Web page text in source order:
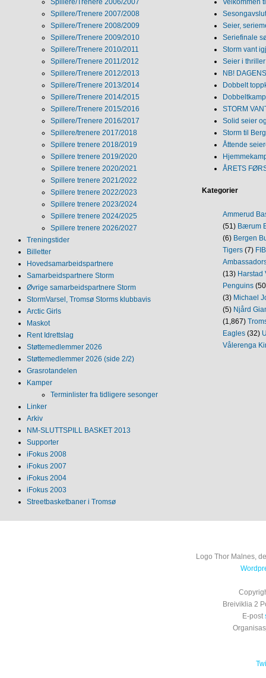
Spillere/Trenere 2006/2007
Spillere/Trenere 2007/2008
Spillere/Trenere 2008/2009
Spillere/Trenere 2009/2010
Spillere/Trenere 2010/2011
Spillere/Trenere 2011/2012
Spillere/Trenere 2012/2013
Spillere/Trenere 2013/2014
Spillere/Trenere 2014/2015
Spillere/Trenere 2015/2016
Spillere/Trenere 2016/2017
Spillere/trenere 2017/2018
Spillere trenere 2018/2019
Spillere trenere 2019/2020
Spillere trenere 2020/2021
Spillere trenere 2021/2022
Spillere trenere 2022/2023
Spillere trenere 2023/2024
Spillere trenere 2024/2025
Spillere trenere 2026/2027
Treningstider
Billetter
Hovedsamarbeidspartnere
Samarbeidspartnere Storm
Øvrige samarbeidspartnere Storm
StormVarsel, Tromsø Storms klubbavis
Arctic Girls
Maskot
Rent Idrettslag
Støttemedlemmer 2026
Støttemedlemmer 2026 (side 2/2)
Grasrotandelen
Kamper
Terminlister fra tidligere sesonger
Linker
Arkiv
NM‐SLUTTSPILL BASKET 2013
Supporter
iFokus 2008
iFokus 2007
iFokus 2004
iFokus 2003
Streetbasketbaner i Tromsø
Velkommen
Seier,
Seriefinale
Storm vant
Seier i
NB!
Dobbelt
STORM
Solid seier
Storm til
Åttende
ÅRETS
Kategorier
Ammerud
(51) Bærum
(6) Bergen
Tigers (7)
(13) Harstad
Penguins
(3) Michael
(5) Njård
(1,867)
Eagles (32)
Vålerenga
Logo Thor Malnes,
Breiviklia 2
E-post